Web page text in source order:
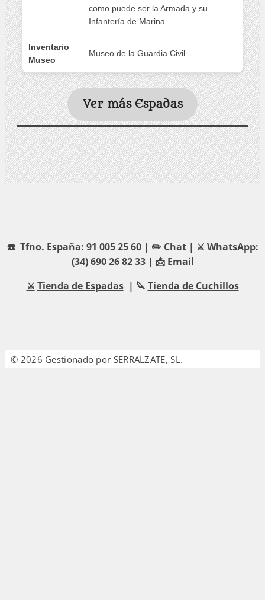
como puede ser la Armada y su
Infantería de Marina.
Inventario
Museo
Museo de la Guardia Civil
Ver más Espadas
☎️ Tfno. España: 91 005 25 60 | ✏️ Chat| ⚔️ WhatsApp:
(34) 690 26 82 33| 📩 Email
⚔️ Tienda de Espadas| 🔪 Tienda de Cuchillos
© 2026 Gestionado por SERRALZATE, SL.